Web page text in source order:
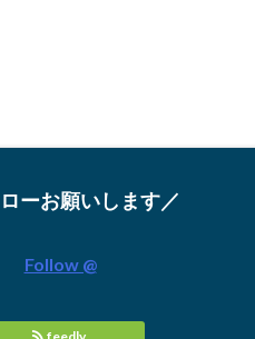
ーお願いします／
Follow @
feedly